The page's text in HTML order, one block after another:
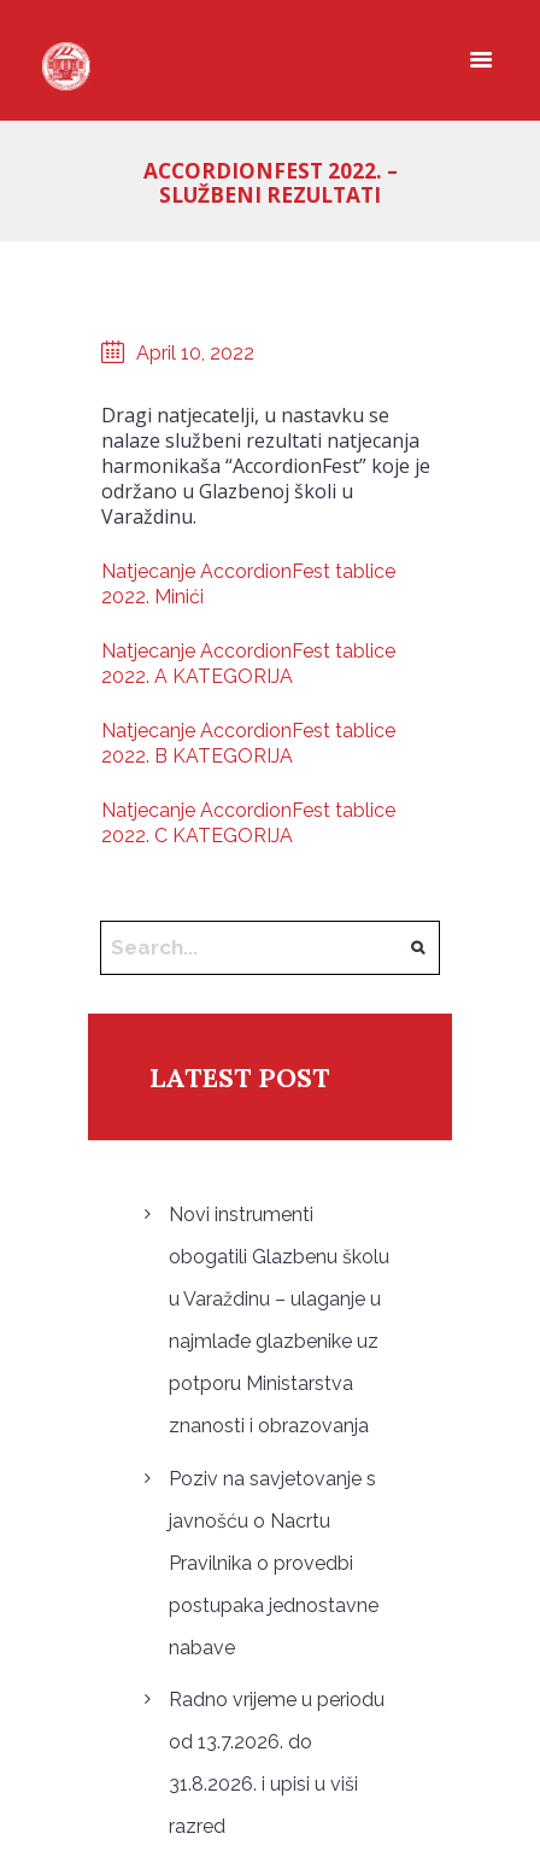
ACCORDIONFEST 2022. –
SLUŽBENI REZULTATI
April 10, 2022
Dragi natjecatelji, u nastavku se
nalaze službeni rezultati natjecanja
harmonikaša “AccordionFest” koje je
održano u Glazbenoj školi u
Varaždinu.
Natjecanje AccordionFest tablice
2022. Minići
Natjecanje AccordionFest tablice
2022. A KATEGORIJA
Natjecanje AccordionFest tablice
2022. B KATEGORIJA
Natjecanje AccordionFest tablice
2022. C KATEGORIJA
LATEST POST
Novi instrumenti
obogatili Glazbenu školu
u Varaždinu – ulaganje u
najmlađe glazbenike uz
potporu Ministarstva
znanosti i obrazovanja
Poziv na savjetovanje s
javnošću o Nacrtu
Pravilnika o provedbi
postupaka jednostavne
nabave
Radno vrijeme u periodu
od 13.7.2026. do
31.8.2026. i upisi u viši
razred